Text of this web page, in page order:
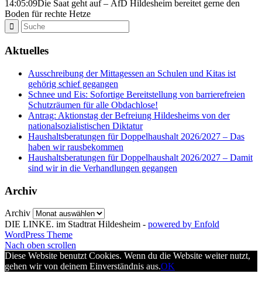
14:05:09Die Saat geht auf – AfD Hildesheim bereitet gerne den
Boden für rechte Hetze
Aktuelles
Ausschreibung der Mittagessen an Schulen und Kitas ist
gehörig schief gegangen
Schnee und Eis: Sofortige Bereitstellung von barrierefreien
Schutzräumen für alle Obdachlose!
Antrag: Aktionstag der Befreiung Hildesheims von der
nationalsozialistischen Diktatur
Haushaltsberatungen für Doppelhaushalt 2026/2027 – Das
haben wir rausbekommen
Haushaltsberatungen für Doppelhaushalt 2026/2027 – Damit
sind wir in die Verhandlungen gegangen
Archiv
Archiv
DIE LINKE. im Stadtrat Hildesheim - powered by Enfold
WordPress Theme
Nach oben scrollen
Diese Website benutzt Cookies. Wenn du die Website weiter nutzt,
gehen wir von deinem Einverständnis aus.OK